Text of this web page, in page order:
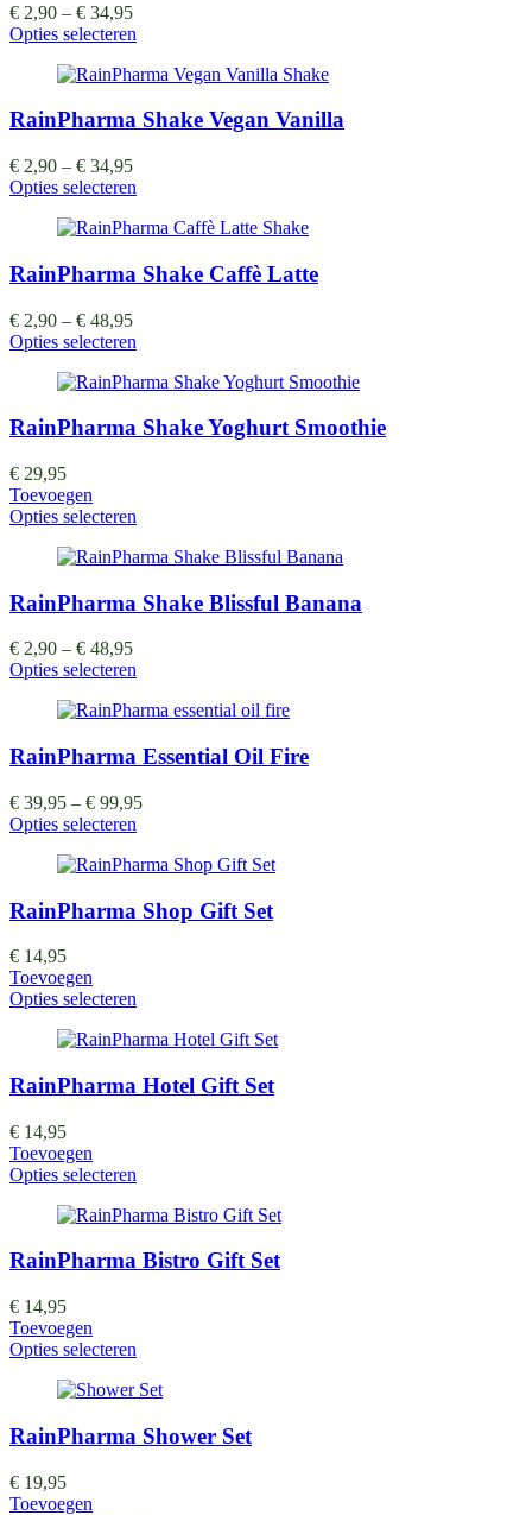
€ 2,90 – € 34,95
Opties selecteren
RainPharma Shake Vegan Vanilla
€ 2,90 – € 34,95
Opties selecteren
RainPharma Shake Caffè Latte
€ 2,90 – € 48,95
Opties selecteren
RainPharma Shake Yoghurt Smoothie
€ 29,95
Toevoegen
Opties selecteren
RainPharma Shake Blissful Banana
€ 2,90 – € 48,95
Opties selecteren
RainPharma Essential Oil Fire
€ 39,95 – € 99,95
Opties selecteren
RainPharma Shop Gift Set
€ 14,95
Toevoegen
Opties selecteren
RainPharma Hotel Gift Set
€ 14,95
Toevoegen
Opties selecteren
RainPharma Bistro Gift Set
€ 14,95
Toevoegen
Opties selecteren
RainPharma Shower Set
€ 19,95
Toevoegen